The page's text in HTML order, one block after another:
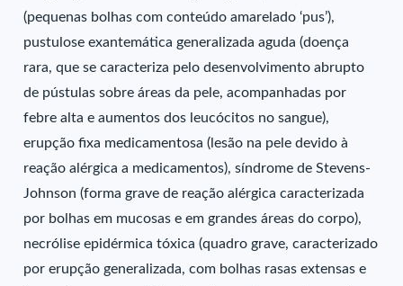
(pequenas bolhas com conteúdo amarelado ‘pus’),
pustulose exantemática generalizada aguda (doença
rara, que se caracteriza pelo desenvolvimento abrupto
de pústulas sobre áreas da pele, acompanhadas por
febre alta e aumentos dos leucócitos no sangue),
erupção fixa medicamentosa (lesão na pele devido à
reação alérgica a medicamentos), síndrome de Stevens-
Johnson (forma grave de reação alérgica caracterizada
por bolhas em mucosas e em grandes áreas do corpo),
necrólise epidérmica tóxica (quadro grave, caracterizado
por erupção generalizada, com bolhas rasas extensas e